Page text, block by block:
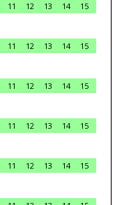
11 12 13 14
15
11 12 13 14
15
11 12 13 14
15
11 12 13 14
15
11 12 13 14
15